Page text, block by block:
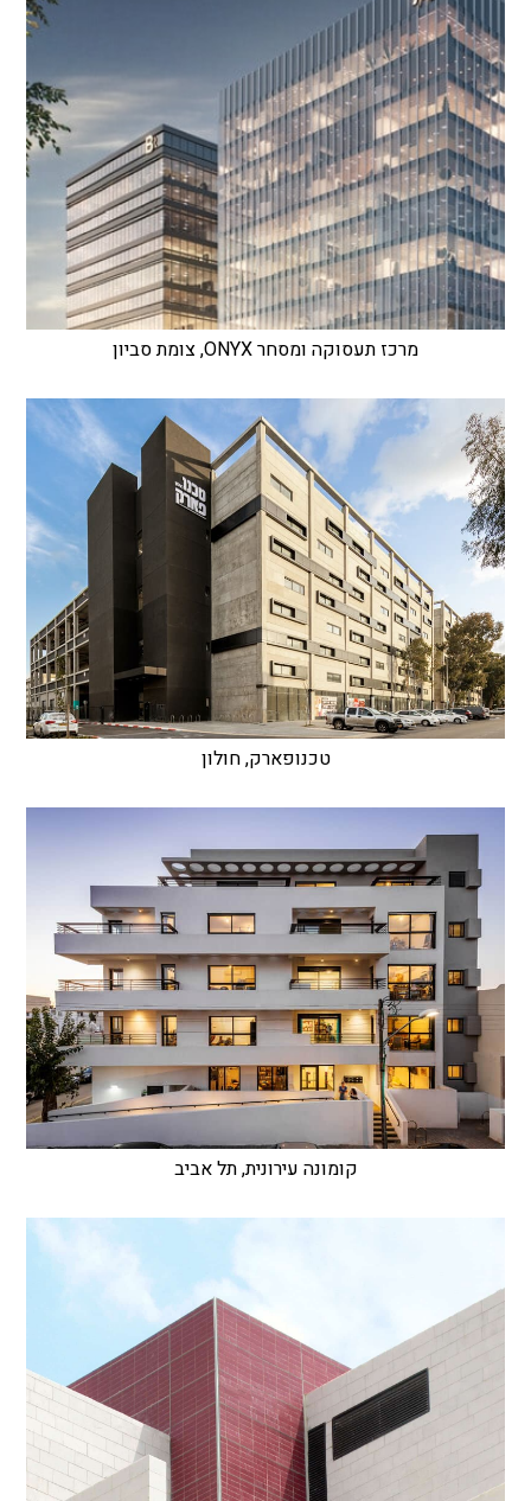
מרכז תעסוקה ומסחר ONYX, צומת סביון
טכנופארק, חולון
קומונה עירונית, תל אביב